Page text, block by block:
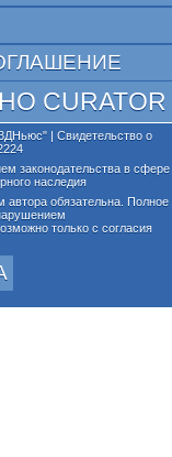
CURATOR
| Свидетельство о
законодательства в сфере
наследия
автора обязательна. Полное
только с согласия